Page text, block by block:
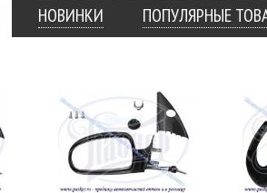
НОВИНКИ ПОПУЛЯРНЫЕ